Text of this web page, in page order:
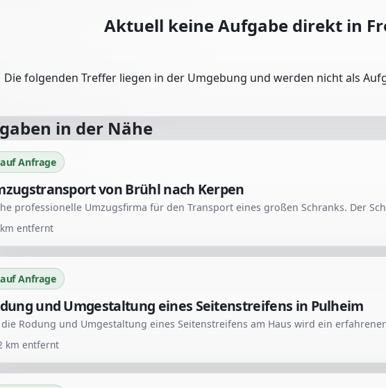
Aktuell keine Aufgabe direkt in
Die folgenden Treffer liegen in der Umgebung und werden nicht als
in der Nähe
Anfrage
von Brühl nach Kerpen
km entfernt
Anfrage
und Umgestaltung eines Seitenstreifens in Pulheim
km entfernt